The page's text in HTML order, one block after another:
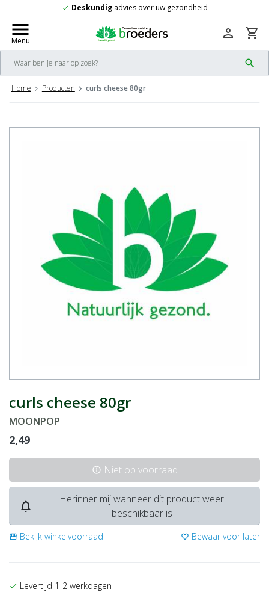
check Deskundigadvies over uw gezondheid
menu
Menu
search
person shopping_cart
Home Producten curls cheese 80gr
curls cheese 80gr
MOONPOP
2,49
info Niet op voorraad
notifications_none
Herinner mij wanneer dit product weer
beschikbaar is
storefront Bekijk winkelvoorraad favorite_border Bewaar voor later
check Levertijd 1-2 werkdagen